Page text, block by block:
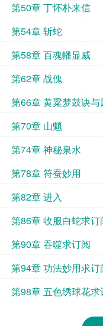
第50章 丁怀朴来信
第54章 斩蛇
第58章 百魂幡显威
第62章 战傀
第66章 黄粱梦鼓诀与
第70章 山魈
第74章 神秘泉水
第78章 符蚕妙用
第82章 进入
第86章 收服白蛇求订
第90章 吞噬求订阅
第94章 功法妙用求订
第98章 五色绣球花求